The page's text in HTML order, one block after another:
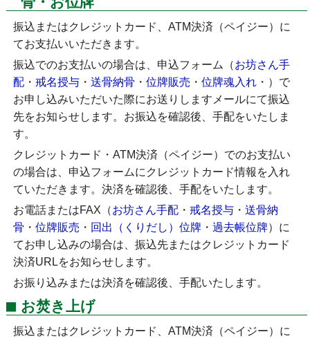
振込またはクレジットカード、ATM決済（ペイジー）に
てお支払いいただきます。
振込でのお支払いの場合は、申込フォーム（お坊さん手
配 ・戒名授与 ・送骨納骨 ・位牌販売 ・位牌魂入れ ・ ）で
お申し込みいただいた際にお送りしますメールにて振込
先をお知らせします。お振込を確認後、手配をいたしま
す。
クレジットカード・ATM決済（ペイジー）でのお支払い
の場合は、申込フォームにクレジットカード情報を入れ
ていただきます。決済を確認後、手配をいたします。
お電話またはFAX（お坊さん手配 ・戒名授与 ・送骨納
骨 ・位牌販売 ・ 回出（くりだし）位牌 ・過去帳位牌）に
てお申し込みの場合は、振込先またはクレジットカード
決済URLをお知らせします。
お振り込みまたは決済を確認後、手配いたします。
お焚き上げ
振込またはクレジットカード、ATM決済（ペイジー）に